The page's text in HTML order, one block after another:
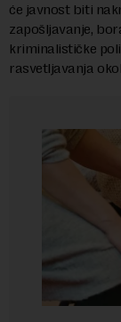
ćе javnost biti
zapošljavanjе,
kriminalističkе
rasvеtljavanja